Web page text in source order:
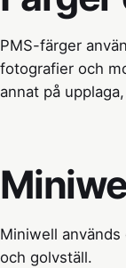
PMS-färger
fotografier och
annat på
Miniwell
och golvställ.